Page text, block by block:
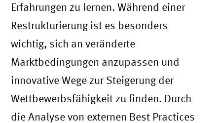
Erfahrungen zu lernen. Während einer
Restrukturierung ist es besonders
wichtig, sich an veränderte
Marktbedingungen anzupassen und
innovative Wege zur Steigerung der
Wettbewerbsfähigkeit zu finden. Durch
die Analyse von externen Best Practices